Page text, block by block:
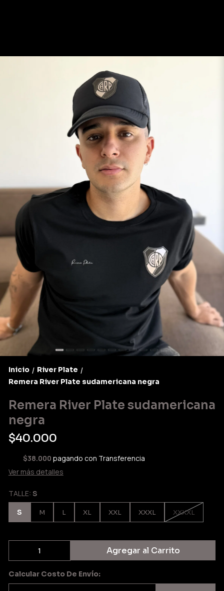
Inicio / River Plate /
Remera River Plate sudamericana negra
Remera River Plate sudamericana
negra
$40.000
$38.000 pagando con Transferencia
Ver más detalles
TALLE: S
S M L XL XXL XXXL XXXXL
Agregar al Carrito
Calcular Costo De Envío: